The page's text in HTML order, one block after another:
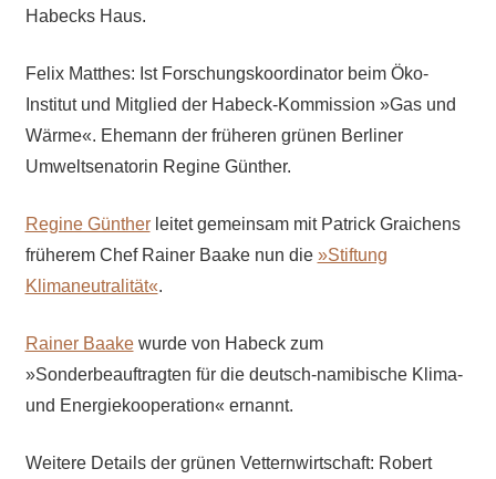
Habecks Haus.
Felix Matthes: Ist Forschungskoordinator beim Öko-
Institut und Mitglied der Habeck-Kommission »Gas und
Wärme«. Ehemann der früheren grünen Berliner
Umweltsenatorin Regine Günther.
Regine Güntherleitet gemeinsam mit Patrick Graichens
früherem Chef Rainer Baake nun die »Stiftung
Klimaneutralität«.
Rainer Baakewurde von Habeck zum
»Sonderbeauftragten für die deutsch-namibische Klima-
und Energiekooperation« ernannt.
Weitere Details der grünen Vetternwirtschaft: Robert